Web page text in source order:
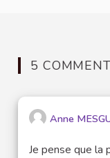
5
Anne
Je pense que la